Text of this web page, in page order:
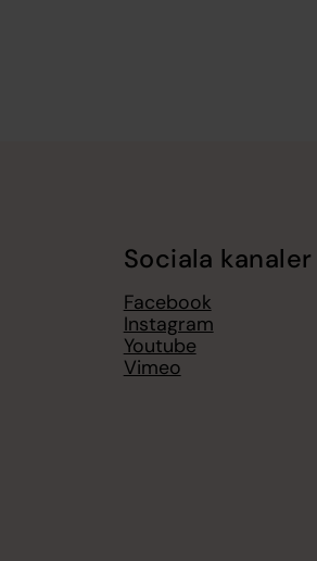
Sociala kanaler
Facebook
Instagram
Youtube
Vimeo